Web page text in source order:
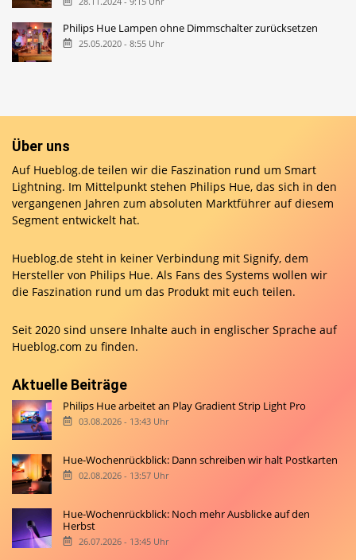
Philips Hue Lampen ohne Dimmschalter zurücksetzen
25.05.2020 - 8:55 Uhr
Über uns
Auf Hueblog.de teilen wir die Faszination rund um Smart
Lightning. Im Mittelpunkt stehen Philips Hue, das sich in den
vergangenen Jahren zum absoluten Marktführer auf diesem
Segment entwickelt hat.
Hueblog.de steht in keiner Verbindung mit Signify, dem
Hersteller von Philips Hue. Als Fans des Systems wollen wir
die Faszination rund um das Produkt mit euch teilen.
Seit 2020 sind unsere Inhalte auch in englischer Sprache auf
Hueblog.com zu finden.
Aktuelle Beiträge
Philips Hue arbeitet an Play Gradient Strip Light Pro
03.08.2026 - 13:43 Uhr
Hue-Wochenrückblick: Dann schreiben wir halt Postkarten
02.08.2026 - 13:57 Uhr
Hue-Wochenrückblick: Noch mehr Ausblicke auf den
Herbst
26.07.2026 - 13:45 Uhr